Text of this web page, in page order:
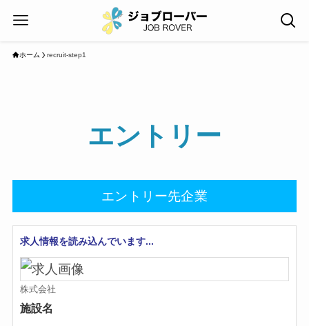
ホーム recruit-step1
エントリー
エントリー先企業
求人情報を読み込んでいます...
株式会社
施設名